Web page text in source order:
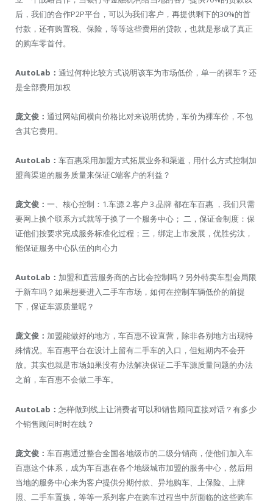
后，我们的合作P2P平台，可以为我们客户，再提供剩下的30%的首
付款，还有购置税、保险，等等这些费用的贷款，也就是形成了真正
的购车零首付。
AutoLab： 通过何种比较方式说明该车为市场低价，单一的裸车？还
是全部费用加权
庞文俊： 通过网站间横向价格比对来说明优势，车价为裸车价，不包
含其它费用。
AutoLab： 车百惠采用加盟方式拓展业务和渠道，用什么方式控制加
盟商渠道的服务质量来保证C端客户的利益？
庞文俊： 一、核心控制：1.车源 2.客户 3.品牌 都在车百惠 ，我们只需
要网上换个联系方式就等于换了一个服务中心； 二，保证金制度：保
证他们按要求完成服务标准化过程；三，绑定上市发展，优胜劣汰，
能保证服务中心队伍的向心力
AutoLab： 加盟和直营服务商的占比会控制吗？另外特卖车型会局限
于新车吗？如果想要进入二手车市场，如何在控制车辆低价的前提
下，保证车源质量呢？
庞文俊： 加盟能做好的地方，车百惠不设直营，除非各别地方出现特
殊情况。车百惠平台在设计上留有二手车的入口，但短期内不会开
放。其实也就是市场如果没有办法解决保证二手车源质量问题的办法
之前，车百惠不会做二手车。
AutoLab： 怎样做到线上让消费者可以和销售顾问直接对话？有多少
个销售顾问时时在线？
庞文俊： 车百惠通过整合全国各地级市的二级分销商，使他们加入车
百惠这个体系，成为车百惠在各个地级城市加盟的服务中心，然后用
当地的服务中心来为客户提供分期付款、异地购车、上保险、上牌
照、二手车置换，等等一系列客户在购车过程当中所面临的这些购车